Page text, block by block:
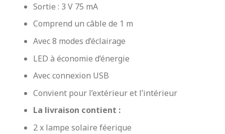
Sortie : 3 V 75 mA
Comprend un câble de 1 m
Avec 8 modes d’éclairage
LED à économie d’énergie
Avec connexion USB
Convient pour l’extérieur et l’intérieur
La livraison contient :
2 x lampe solaire féerique